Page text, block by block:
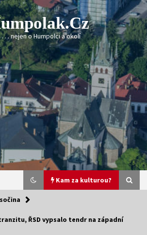
. . . nejen o Humpolci a okolí
Kam za kulturou?
ŘSD vypsalo tendr na západní